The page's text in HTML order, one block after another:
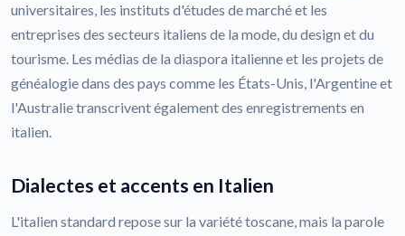
universitaires, les instituts d'études de marché et les
entreprises des secteurs italiens de la mode, du design et du
tourisme. Les médias de la diaspora italienne et les projets de
généalogie dans des pays comme les États-Unis, l'Argentine et
l'Australie transcrivent également des enregistrements en
italien.
Dialectes et accents en Italien
L'italien standard repose sur la variété toscane, mais la parole